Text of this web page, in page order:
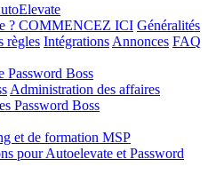
? COMMENCEZ ICI Généralités
règles Intégrations Annonces FAQ
Password Boss
Administration des affaires
Password Boss
et de formation MSP
pour Autoelevate et Password